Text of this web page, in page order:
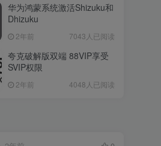
华为鸿蒙系统激活Shizuku和
Dhizuku
2年前 7043人已阅读
夸克破解版双端 88VIP享受
SVIP权限
2年前 4048人已阅读